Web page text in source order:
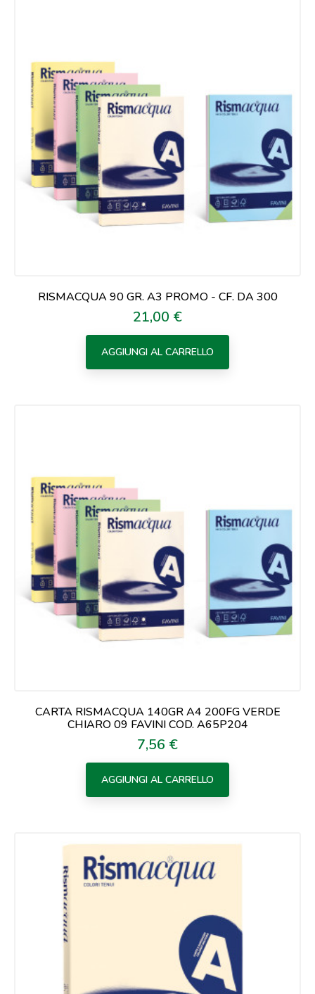
RISMACQUA 90 GR. A3 PROMO - CF. DA 300
Prezzo
21,00 €
AGGIUNGI AL CARRELLO
CARTA RISMACQUA 140GR A4 200FG VERDE
CHIARO 09 FAVINI COD. A65P204
Prezzo
7,56 €
AGGIUNGI AL CARRELLO